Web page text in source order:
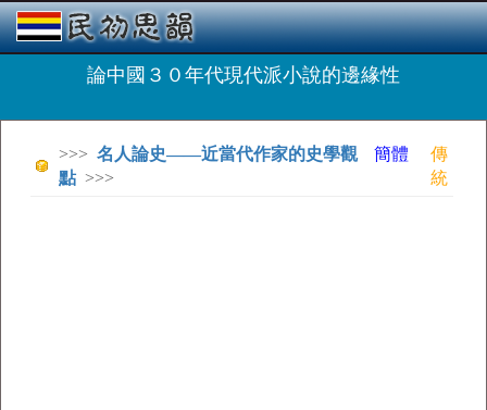
論中國３０年代現代派小說的邊緣性
>>> 名人論史——近當代作家的史學觀
點 >>>
簡體
傳
統